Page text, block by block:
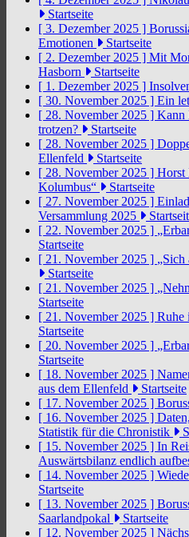
Startseite
[ 3. Dezember 2025 ]
Emotionen
Startseite
[ 2. Dezember 2025 ] Mit
Hasborn
Startseite
[ 1. Dezember 2025 ]
[ 30. November 2025 ] Ein
[ 28. November 2025 ] Kann
trotzen?
Startseite
[ 28. November 2025 ]
Ellenfeld
Startseite
[ 28. November 2025 ] Horst
Kolumbus“
Startseite
[ 27. November 2025 ]
Versammlung 2025
[ 22. November 2025 ]
Startseite
[ 21. November 2025 ] „Sich
Startseite
[ 21. November 2025 ]
Startseite
[ 21. November 2025 ] Ruhe
Startseite
[ 20. November 2025 ]
Startseite
[ 18. November 2025 ]
aus dem Ellenfeld
Startseite
[ 17. November 2025 ]
[ 16. November 2025 ]
Statistik für die Chronistik
[ 15. November 2025 ] In
Auswärtsbilanz endlich
[ 14. November 2025 ]
Startseite
[ 13. November 2025 ]
Saarlandpokal
Startseite
[ 12. November 2025 ]